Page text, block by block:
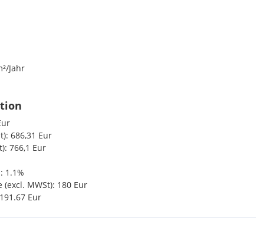
Jahr
686,31 Eur
766,1 Eur
1.1%
MWSt): 180 Eur
Eur